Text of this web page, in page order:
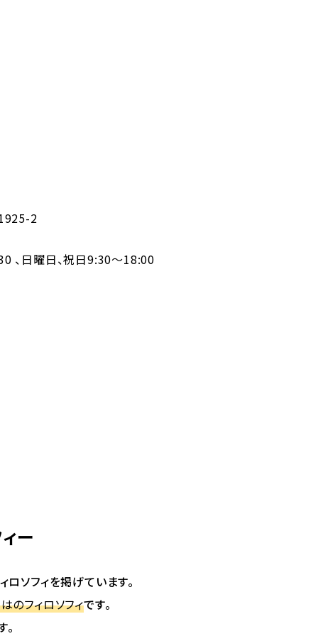
2
、日曜日、祝日9:30～18:00
ー
ソフィを掲げています。
のフィロソフィです。